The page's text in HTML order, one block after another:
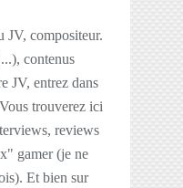
JV, compositeur.
contenus
JV, entrez dans
trouverez ici
reviews
gamer (je ne
Et bien sur